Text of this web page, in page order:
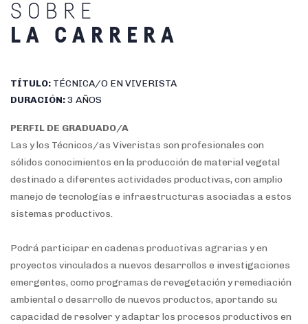
SOBRE
LA CARRERA
TÍTULO: TÉCNICA/O EN VIVERISTA
DURACIÓN:3 AÑOS
PERFIL DE GRADUADO/A
Las y los Técnicos/as Viveristas son profesionales con
sólidos conocimientos en la producción de material vegetal
destinado a diferentes actividades productivas, con amplio
manejo de tecnologías e infraestructuras asociadas a estos
sistemas productivos.
Podrá participar en cadenas productivas agrarias y en
proyectos vinculados a nuevos desarrollos e investigaciones
emergentes, como programas de revegetación y remediación
ambiental o desarrollo de nuevos productos, aportando su
capacidad de resolver y adaptar los procesos productivos en